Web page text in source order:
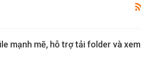
mạnh mẽ, hỗ trợ tải folder và xem